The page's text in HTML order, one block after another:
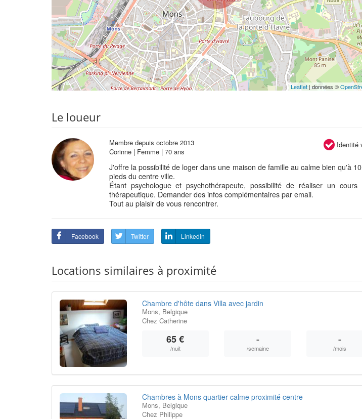
Leaflet| données ©
Le loueur
Identité
Membre depuis octobre 2013
Corinne | Femme | 70 ans
J'offre la possibilité de loger dans une maison de famille au calme bien qu'à
pieds du centre ville.
Étant psychologue et psychothérapeute, possibilité de réaliser un cours
thérapeutique. Demander des infos complémentaires par email.
Tout au plaisir de vous rencontrer.
Facebook Twitter Linkedin
Locations similaires à proximité
Chambre d'hôte dans Villa avec jardin
Mons, Belgique
Chez Catherine
65 €
/nuit
-
/semaine
-
/mois
Chambres à Mons quartier calme proximité centre
Mons, Belgique
Chez Philippe